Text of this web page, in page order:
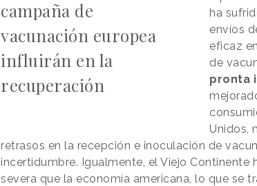
campaña de
vacunación europea
influirán en la
recuperación
ha
envíos
eficaz
de
pronta
Unidos,
retrasos en la recepción e inoculación de
incertidumbre. Igualmente, el Viejo Continente
severa que la economía americana, lo que se